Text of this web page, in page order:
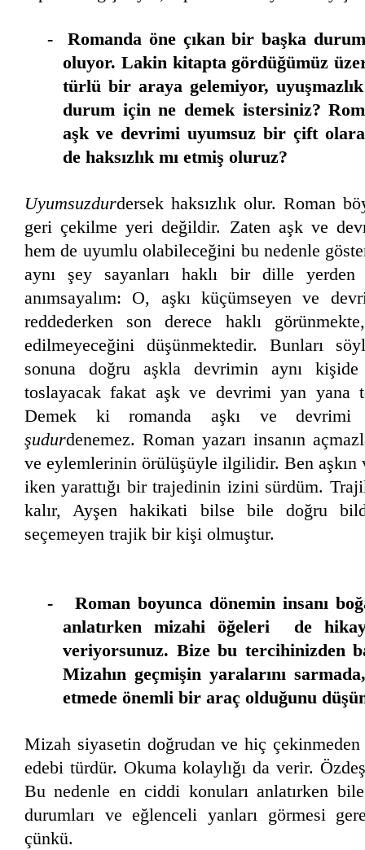
- Romanda öne çıkan bir başka
oluyor. Lakin kitapta gördüğümüz
türlü bir araya gelemiyor, uyuşmazlık
durum için ne demek istersiniz?
aşk ve devrimi uyumsuz bir çift
de haksızlık mı etmiş oluruz?
Uyumsuzdurdersek haksızlık olur. Roman
geri çekilme yeri değildir. Zaten aşk ve
hem de uyumlu olabileceğini bu nedenle
aynı şey sayanları haklı bir dille yerden
anımsayalım: O, aşkı küçümseyen ve
reddederken son derece haklı
edilmeyeceğini düşünmektedir. Bunları
sonuna doğru aşkla devrimin aynı kişide
toslayacak fakat aşk ve devrimi yan yana
Demek ki romanda aşkı ve devrimi
şudurdenemez. Roman yazarı insanın
ve eylemlerinin örülüşüyle ilgilidir. Ben aşkın
iken yarattığı bir trajedinin izini sürdüm.
kalır, Ayşen hakikati bilse bile doğru
seçemeyen trajik bir kişi olmuştur.
- Roman boyunca dönemin insanı
anlatırken mizahi öğeleri de
veriyorsunuz. Bize bu tercihinizden
Mizahın geçmişin yaralarını
etmede önemli bir araç olduğunu
Mizah siyasetin doğrudan ve hiç
edebi türdür. Okuma kolaylığı da verir.
Bu nedenle en ciddi konuları anlatırken
durumları ve eğlenceli yanları görmesi
çünkü.